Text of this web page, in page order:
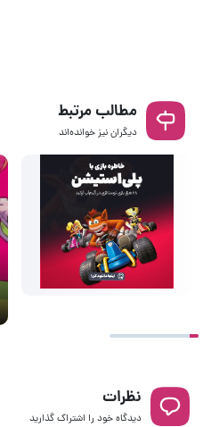
مطالب مرتبط
دیگران نیز خوانده‌اند
نظرات
دیدگاه خود را اشتراک گذارید